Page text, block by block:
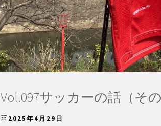
Vol.097サッカーの話（そ
2025年4月29日